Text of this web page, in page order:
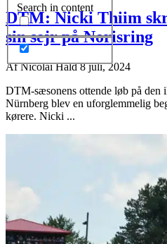
Search in content
DTM: Nicki Thiim
sin sejr på Norisring
AfNicolai Hald8 juli, 2024
DTM-sæsonens ottende løb på den
Nürnberg blev en uforglemmelig
kørere. Nicki ...